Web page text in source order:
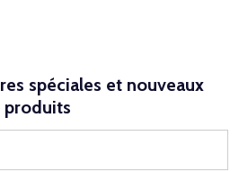
spéciales et nouveaux
produits